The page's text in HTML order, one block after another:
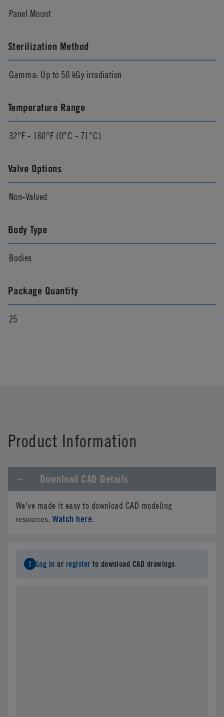
Panel Mount
Sterilization Method
Gamma: Up to 50 kGy irradiation
Temperature Range
32°F - 160°F (0°C - 71°C)
Valve Options
Non-Valved
Body Type
Bodies
Package Quantity
25
Product Information
Download CAD Details
We've made it easy to download CAD modeling
resources.Watch here.
Log in or register to download CAD drawings.